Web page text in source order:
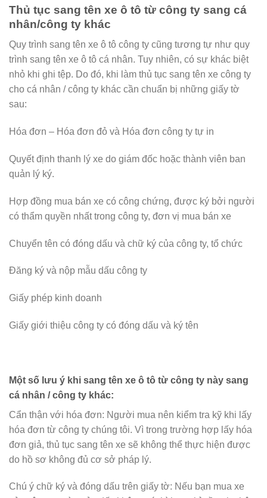
Thủ tục sang tên xe ô tô từ công ty sang cá
nhân/công ty khác
Quy trình sang tên xe ô tô công ty cũng tương tự như quy
trình sang tên xe ô tô cá nhân. Tuy nhiên, có sự khác biệt
nhỏ khi ghi tệp. Do đó, khi làm thủ tục sang tên xe công ty
cho cá nhân / công ty khác cần chuẩn bị những giấy tờ
sau:
Hóa đơn – Hóa đơn đỏ và Hóa đơn công ty tự in
Quyết định thanh lý xe do giám đốc hoặc thành viên ban
quản lý ký.
Hợp đồng mua bán xe có công chứng, được ký bởi người
có thẩm quyền nhất trong công ty, đơn vị mua bán xe
Chuyển tên có đóng dấu và chữ ký của công ty, tổ chức
Đăng ký và nộp mẫu dấu công ty
Giấy phép kinh doanh
Giấy giới thiệu công ty có đóng dấu và ký tên
Một số lưu ý khi sang tên xe ô tô từ công ty này sang
cá nhân / công ty khác:
Cẩn thận với hóa đơn: Người mua nên kiểm tra kỹ khi lấy
hóa đơn từ công ty chúng tôi. Vì trong trường hợp lấy hóa
đơn giả, thủ tục sang tên xe sẽ không thể thực hiện được
do hồ sơ không đủ cơ sở pháp lý.
Chú ý chữ ký và đóng dấu trên giấy tờ: Nếu bạn mua xe